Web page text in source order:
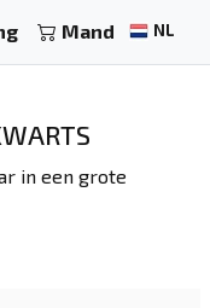
Mand NL
in een grote